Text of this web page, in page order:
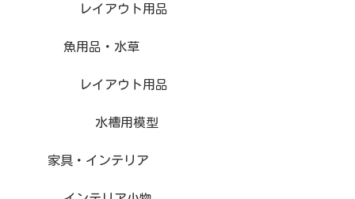
レイアウト用品
魚用品・水草
レイアウト用品
水槽用模型
家具・インテリア